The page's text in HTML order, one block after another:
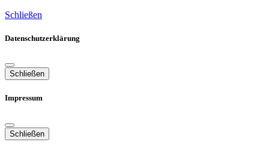
Schließen
Datenschutzerklärung
Schließen
Impressum
Schließen